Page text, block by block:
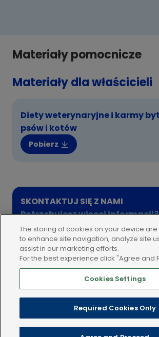
Materiały pomocnicze
Materiały dla właścicieli
Diety weterynaryjne i karmy
psów i kotów
Pobierz
SKONTAKTUJ SIĘ Z NAMI
Potrzebujesz więcej informacji?
Skontaktuj się z nami
LEGAL AND POLICIES
Copyright © 2025 Dechra Veterinary Products.
The storing of cookies on your device
to enhance site navigation, analyze site
assist in our marketing efforts.
For the best experience click "Agree and
Cookies Settings
Required Cookies Only